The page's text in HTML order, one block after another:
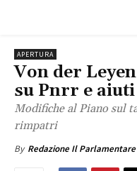
APERTURA
Von der
su Pnrr e
Modifiche al Piano sul
rimpatri
By Redazione Il Parlamentare